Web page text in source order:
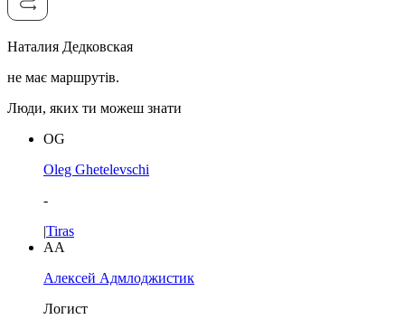
Наталия Дедковская
не має маршрутів.
Люди, яких ти можеш знати
OG
Oleg Ghetelevschi
-
|Tiras
АА
Алексей Адмлоджистик
Логист